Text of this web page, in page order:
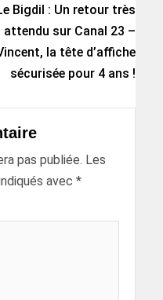
Bigdil : Un retour très
attendu sur Canal 23 –
la tête d’affiche
sécurisée pour 4 ans !
pas publiée. Les
avec *